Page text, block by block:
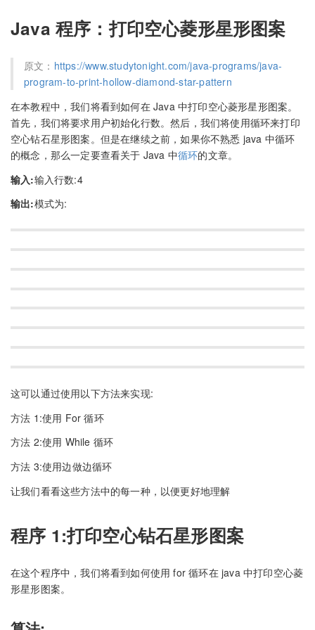
Java 程序：打印空心菱形星形图案
原文： https://www.studytonight.com/java-programs/java-
program-to-print-hollow-diamond-star-pattern
在本教程中，我们将看到如何在 Java 中打印空心菱形星形图案。
首先，我们将要求用户初始化行数。然后，我们将使用循环来打印
空心钻石星形图案。但是在继续之前，如果你不熟悉 java 中循环
的概念，那么一定要查看关于 Java 中循环的文章。
输入:输入行数:4
输出:模式为:
这可以通过使用以下方法来实现:
方法 1:使用 For 循环
方法 2:使用 While 循环
方法 3:使用边做边循环
让我们看看这些方法中的每一种，以便更好地理解
程序 1:打印空心钻石星形图案
在这个程序中，我们将看到如何使用 for 循环在 java 中打印空心菱
形星形图案。